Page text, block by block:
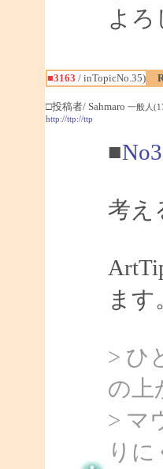
よろ
■3163 / inTopicNo.35)
□投稿者/ Sahmaro 一般人
http://ttp://ttp
■
考え
ます
> ひ
の上
> マ
りに